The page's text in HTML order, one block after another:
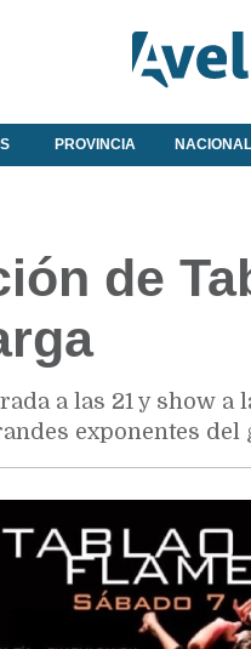
PROVINCIA
de
a las 21 y show
exponentes del